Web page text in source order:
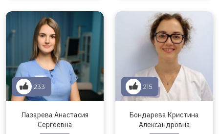
233
Лазарева Анастасия
Сергеевна
215
Бондарева Кристина
Александровна